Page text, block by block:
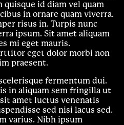
quisque id diam vel quam
in ornare quam viverra.
risus in. Turpis nunc
ipsum. Sit amet aliquam
mi eget mauris.
eget dolor morbi non
praesent.
fermentum dui.
in aliquam sem fringilla ut
amet luctus venenatis
sed nisi lacus sed.
varius. Nibh ipsum